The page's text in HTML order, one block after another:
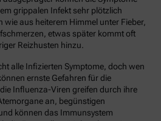
grippalen Infekt sehr plötzlich
wie aus heiterem Himmel unter Fieber,
etwas später kommt oft
Reizhusten hinzu.
alle Infizierten Symptome, doch wen
ernste Gefahren für die
Influenza-Viren greifen durch ihre
an, begünstigen
können das Immunsystem